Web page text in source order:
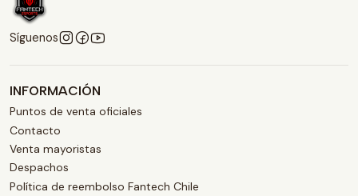
Síguenos
INFORMACIÓN
Puntos de venta oficiales
Contacto
Venta mayoristas
Despachos
Política de reembolso Fantech Chile